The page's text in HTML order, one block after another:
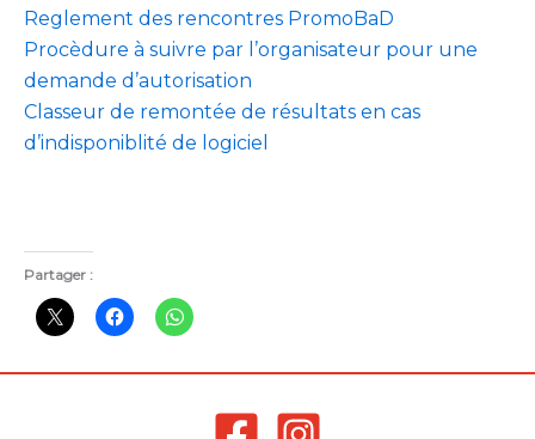
Reglement des rencontres PromoBaD
Procèdure à suivre par l’organisateur pour une
demande d’autorisation
Classeur de remontée de résultats en cas
d’indisponiblité de logiciel
Partager :